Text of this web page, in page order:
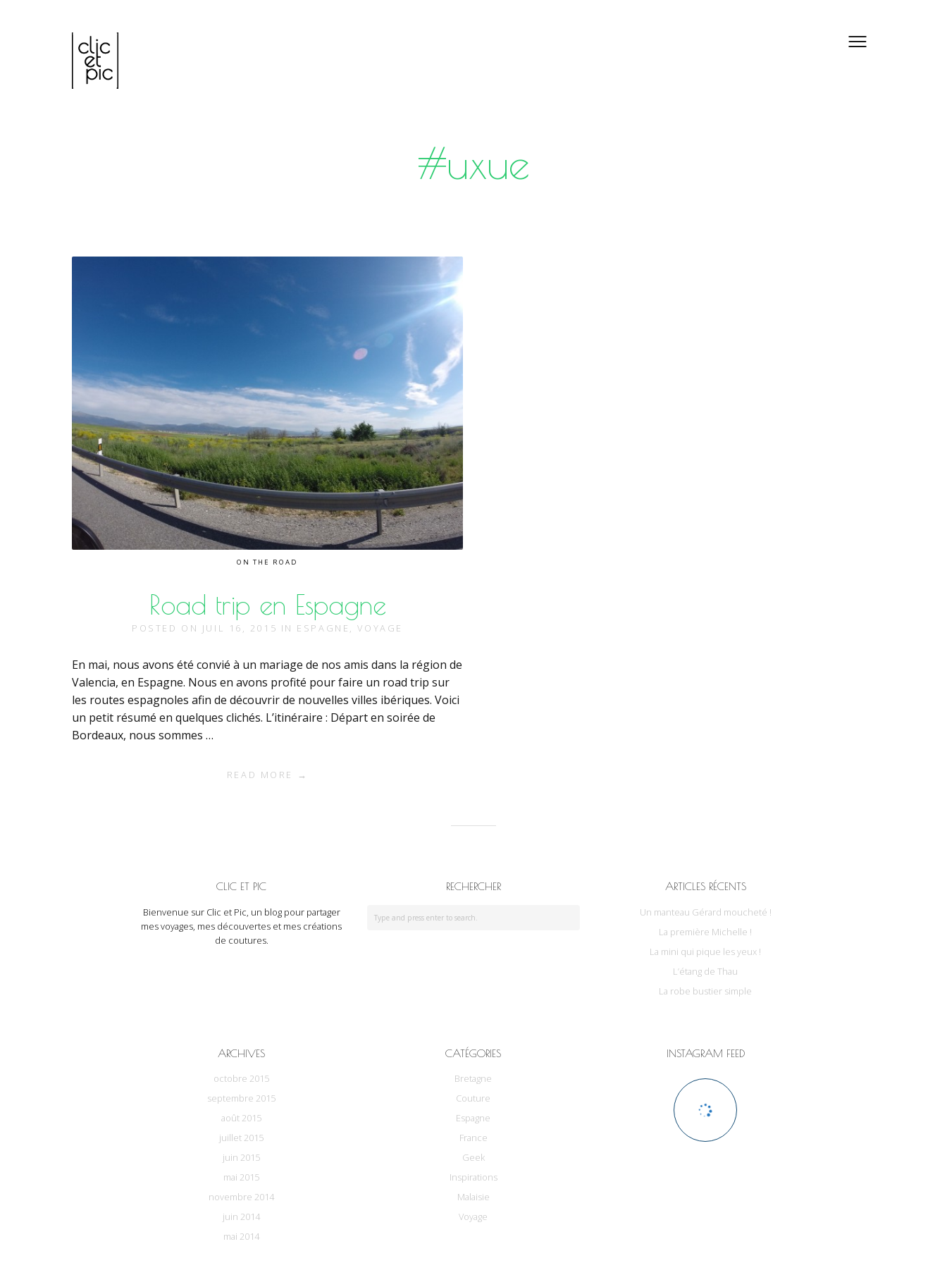
#uxue
ON THE ROAD
Road trip en Espagne
POSTED ON JUIL 16, 2015 IN ESPAGNE ,VOYAGE
En mai, nous avons été convié à un mariage de nos amis dans la région de
Valencia, en Espagne. Nous en avons profité pour faire un road trip sur
les routes espagnoles afin de découvrir de nouvelles villes ibériques. Voici
un petit résumé en quelques clichés. L’itinéraire : Départ en soirée de
Bordeaux, nous sommes …
READ MORE →
CLIC ET PIC
Bienvenue sur Clic et Pic, un blog pour partager
mes voyages, mes découvertes et mes créations
de coutures.
RECHERCHER ARTICLES RÉCENTS
Un manteau Gérard moucheté !
La première Michelle !
La mini qui pique les yeux !
L’étang de Thau
La robe bustier simple
ARCHIVES
octobre 2015
septembre 2015
août 2015
juillet 2015
juin 2015
mai 2015
novembre 2014
juin 2014
mai 2014
CATÉGORIES
Bretagne
Couture
Espagne
France
Geek
Inspirations
Malaisie
Voyage
INSTAGRAM FEED